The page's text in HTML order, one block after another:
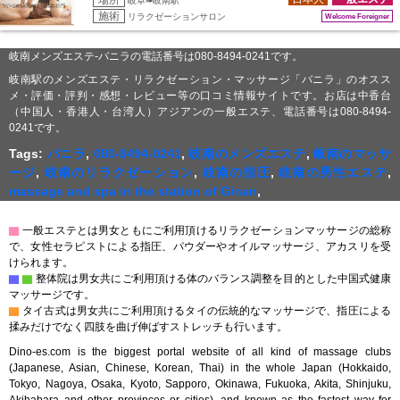
施術 リラクゼーションサロン Welcome Foreigner
岐南メンズエステ-バニラの電話番号は080-8494-0241です。
岐南駅のメンズエステ・リラクゼーション・マッサージ「バニラ」のオスス
メ・評価・評判・感想・レビュー等の口コミ情報サイトです。お店は中香台
（中国人・香港人・台湾人）アジアンの一般エステ、電話番号は080-8494-
0241です。
Tags: バニラ, 080-8494-0241,岐南のメンズエステ,岐南のマッサ
ージ, 岐南のリラクゼーション, 岐南の指圧,岐南の男性エステ,
massage and spa in the station of Ginan,
▇ 一般エステとは男女ともにご利用頂けるリラクゼーションマッサージの総称
で、女性セラピストによる指圧、パウダーやオイルマッサージ、アカスリを受
けられます。
▇ ▇ 整体院は男女共にご利用頂ける体のバランス調整を目的とした中国式健康
マッサージです。
▇ タイ古式は男女共にご利用頂けるタイの伝統的なマッサージで、指圧による
揉みだけでなく四肢を曲げ伸ばすストレッチも行います。
Dino-es.com is the biggest portal website of all kind of massage clubs
(Japanese, Asian, Chinese, Korean, Thai) in the whole Japan (Hokkaido,
Tokyo, Nagoya, Osaka, Kyoto, Sapporo, Okinawa, Fukuoka, Akita, Shinjuku,